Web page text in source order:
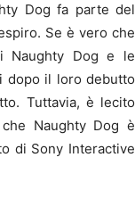
Dog fa parte del
Se è vero che
Naughty Dog e le
dopo il loro debutto
Tuttavia, è lecito
Naughty Dog è
di Sony Interactive